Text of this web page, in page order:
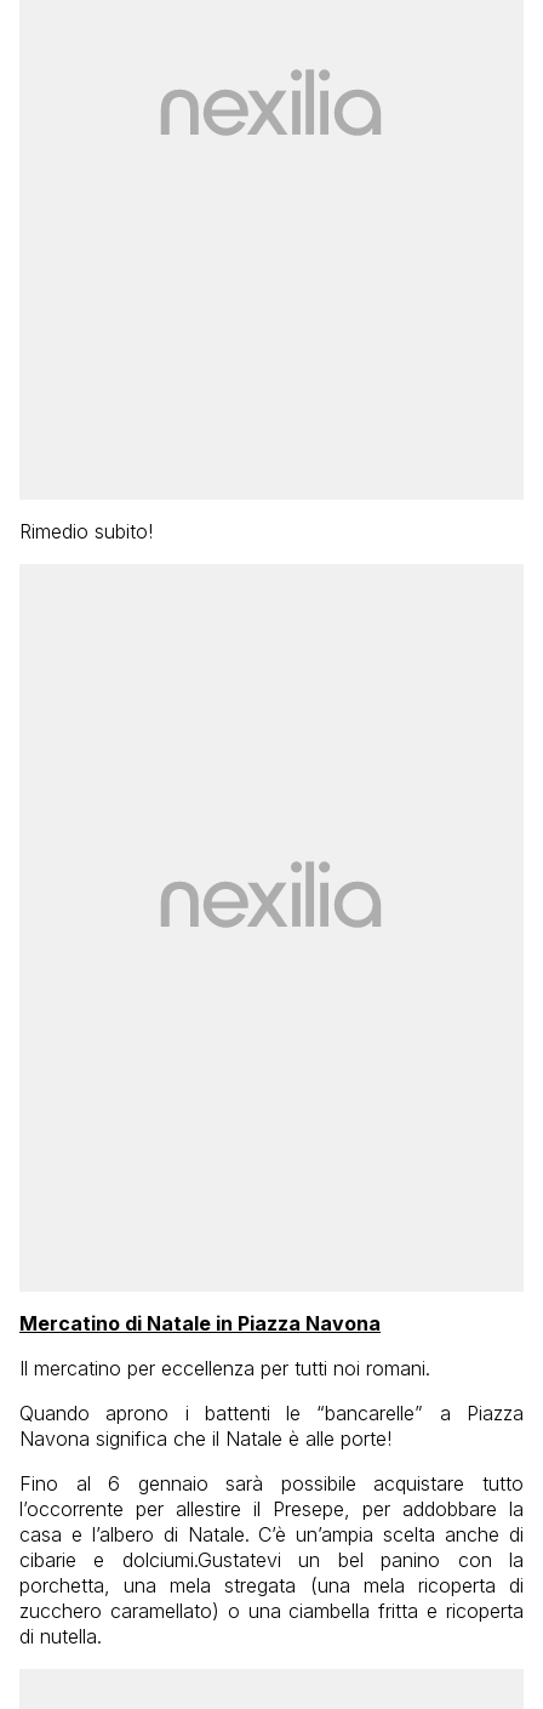
Rimedio subito!
Mercatino di Natale in Piazza Navona
Il mercatino per eccellenza per tutti noi romani.
Quando aprono i battenti le “bancarelle” a Piazza
Navona significa che il Natale è alle porte!
Fino al 6 gennaio sarà possibile acquistare tutto
l’occorrente per allestire il Presepe, per addobbare la
casa e l’albero di Natale. C’è un’ampia scelta anche di
cibarie e dolciumi.Gustatevi un bel panino con la
porchetta, una mela stregata (una mela ricoperta di
zucchero caramellato) o una ciambella fritta e ricoperta
di nutella.